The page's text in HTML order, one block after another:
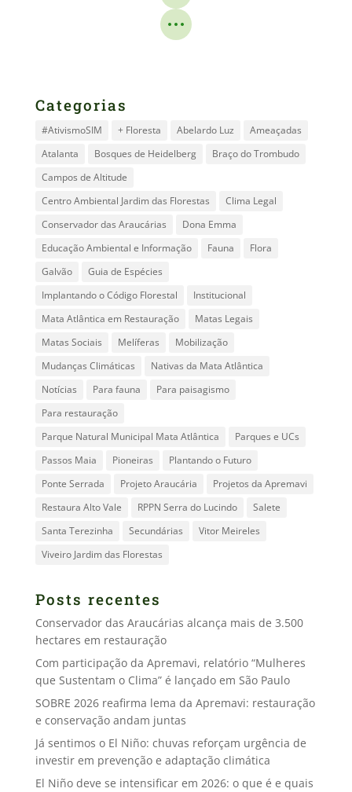
Categorias
#AtivismoSIM + Floresta Abelardo Luz
Ameaçadas
Atalanta
Bosques de Heidelberg
Braço do Trombudo
Campos de Altitude
Centro Ambiental Jardim das Florestas
Clima Legal
Conservador das Araucárias
Dona Emma
Educação Ambiental e Informação
Fauna
Flora
Galvão
Guia de Espécies
Implantando o Código Florestal
Institucional
Mata Atlântica em Restauração
Matas Legais
Matas Sociais
Melíferas
Mobilização
Mudanças Climáticas
Nativas da Mata Atlântica
Notícias
Para fauna
Para paisagismo
Para restauração
Parque Natural Municipal Mata Atlântica
Parques e UCs
Passos Maia
Pioneiras
Plantando o Futuro
Ponte Serrada
Projeto Araucária
Projetos da Apremavi
Restaura Alto Vale
RPPN Serra do Lucindo
Salete
Santa Terezinha
Secundárias
Vitor Meireles
Viveiro Jardim das Florestas
Posts recentes
Conservador das Araucárias alcança mais de 3.500
hectares em restauração
Com participação da Apremavi, relatório “Mulheres
que Sustentam o Clima” é lançado em São Paulo
SOBRE 2026 reafirma lema da Apremavi: restauração
e conservação andam juntas
Já sentimos o El Niño: chuvas reforçam urgência de
investir em prevenção e adaptação climática
El Niño deve se intensificar em 2026: o que é e quais